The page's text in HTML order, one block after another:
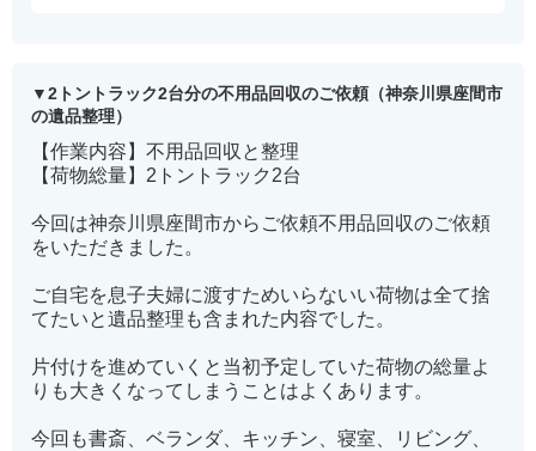
2トントラック2台分の不用品回収のご依頼（神奈川県座間市
の遺品整理）
【作業内容】不用品回収と整理
【荷物総量】2トントラック2台
今回は神奈川県座間市からご依頼不用品回収のご依頼
をいただきました。
ご自宅を息子夫婦に渡すためいらないい荷物は全て捨
てたいと遺品整理も含まれた内容でした。
片付けを進めていくと当初予定していた荷物の総量よ
りも大きくなってしまうことはよくあります。
今回も書斎、ベランダ、キッチン、寝室、リビング、